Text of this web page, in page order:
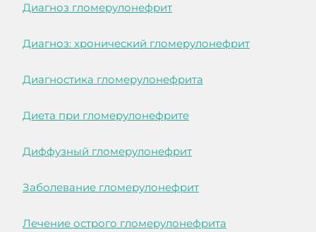
Диагноз гломерулонефрит
Диагноз: хронический гломерулонефрит
Диагностика гломерулонефрита
Диета при гломерулонефрите
Диффузный гломерулонефрит
Заболевание гломерулонефрит
Лечение острого гломерулонефрита